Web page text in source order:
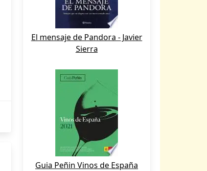
El mensaje de Pandora - Javier
Sierra
Guia Peñin Vinos de España